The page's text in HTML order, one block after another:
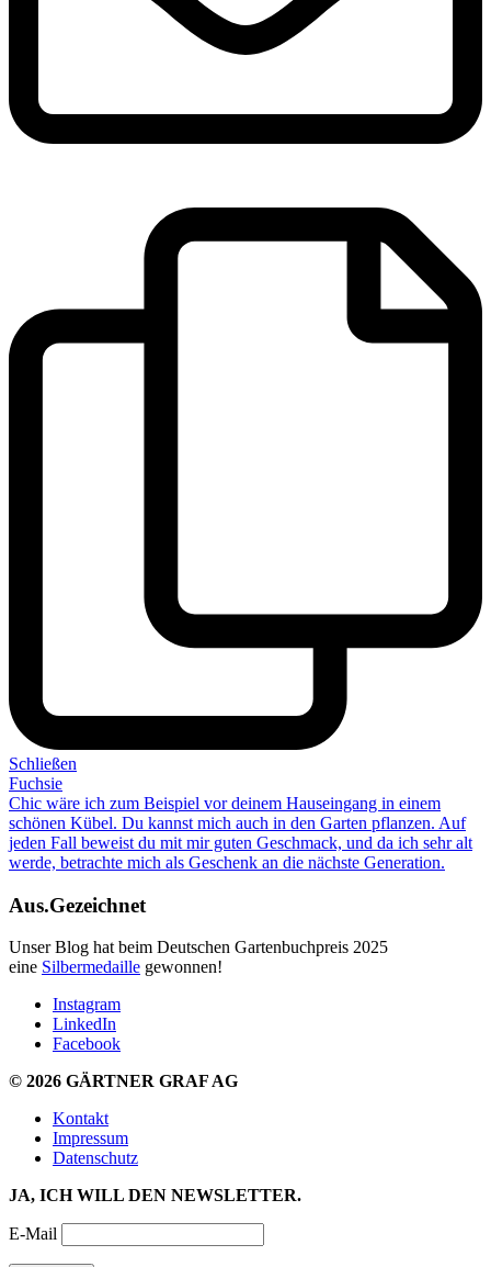
Schließen
Fuchsie
Chic wäre ich zum Beispiel vor deinem Haus­ein­gang in einem
schönen Kübel. Du kannst mich auch in den Garten pflanzen. Auf
jeden Fall beweist du mit mir guten Ge­schmack, und da ich sehr alt
werde, betrachte mich als Ge­schenk an die nächste Generation.
Aus.Gezeichnet
Unser Blog hat beim Deutschen Gartenbuchpreis 2025
eine Silbermedaille gewonnen!
Instagram
LinkedIn
Facebook
© 2026 GÄRTNER GRAF AG
Kontakt
Impressum
Datenschutz
JA, ICH WILL DEN NEWSLETTER.
E-Mail